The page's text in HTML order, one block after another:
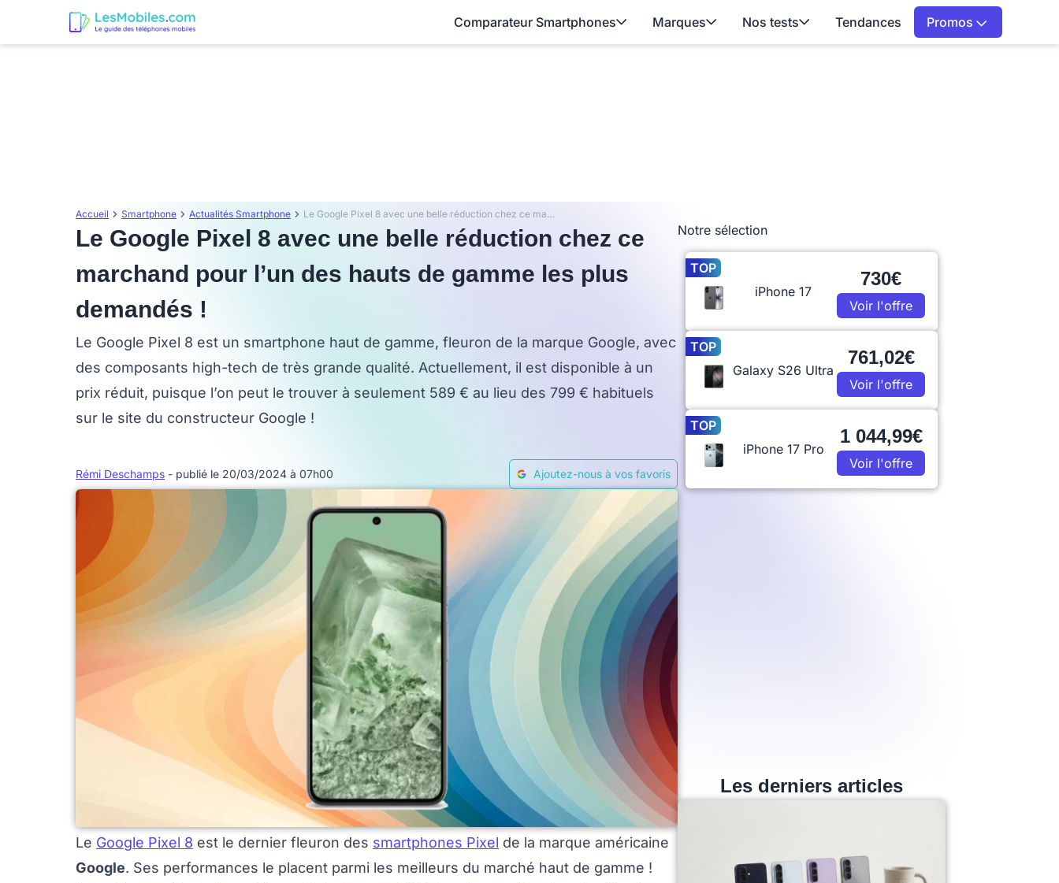
Comparateur Smartphones Marques Nos tests Tendances Promos
Accueil Smartphone Actualités Smartphone Le Google Pixel 8 avec une belle réduction chez ce marchand pour l’un des hauts de gamme les plus demandés !
Le Google Pixel 8 avec une belle réduction chez ce
marchand pour l’un des hauts de gamme les plus
demandés !
Le Google Pixel 8 est un smartphone haut de gamme, fleuron de la marque Google, avec
des composants high-tech de très grande qualité. Actuellement, il est disponible à un
prix réduit, puisque l’on peut le trouver à seulement 589 € au lieu des 799 € habituels
sur le site du constructeur Google !
Rémi Deschamps - publié le 20/03/2024 à 07h00 Ajoutez-nous à vos favoris
Le Google Pixel 8 est le dernier fleuron des smartphones Pixel de la marque américaine
Google. Ses performances le placent parmi les meilleurs du marché haut de gamme !
Notre sélection
TOP
iPhone 17
730€
Voir l'offre
TOP
Galaxy S26 Ultra
761,02€
Voir l'offre
TOP
iPhone 17 Pro
1 044,99€
Voir l'offre
Les derniers articles